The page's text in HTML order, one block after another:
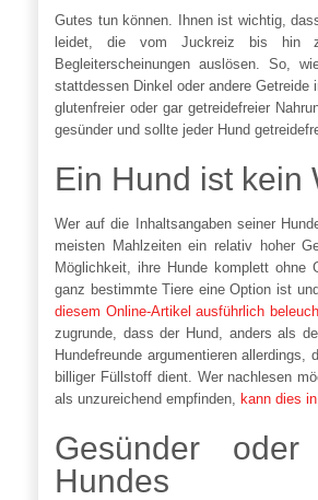
Gutes tun können. Ihnen ist wichtig,
leidet, die vom Juckreiz bis hin
Begleiterscheinungen auslösen. So,
stattdessen Dinkel oder andere Getreide
glutenfreier oder gar getreidefreier
gesünder und sollte jeder Hund
Ein Hund ist kein
Wer auf die Inhaltsangaben seiner
meisten Mahlzeiten ein relativ hoher
Möglichkeit, ihre Hunde komplett ohne
ganz bestimmte Tiere eine Option ist
diesem Online-Artikel ausführlich
zugrunde, dass der Hund, anders als
Hundefreunde argumentieren
billiger Füllstoff dient. Wer nachlesen
als unzureichend empfinden, kann dies
Gesünder
Hundes